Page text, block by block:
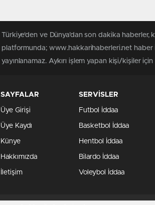
Türkiye'den ve Dünya’dan son dakika
platformunda; www.hakkarihaberleri.net haber
yayınlanamaz. Aykırı işlem yapan kişi/kişiler
SAYFALAR
Üye Girişi
Üye Kaydı
Künye
Hakkımızda
İletişim
SERVİSLER
Futbol İddaa
Basketbol İddaa
Hentbol İddaa
Bilardo İddaa
Voleybol İddaa